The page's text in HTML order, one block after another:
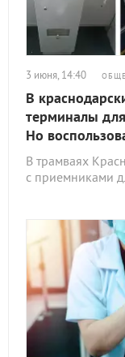
3 июня, 14:40
В
терминалы
Но
В трамваях
с приемниками